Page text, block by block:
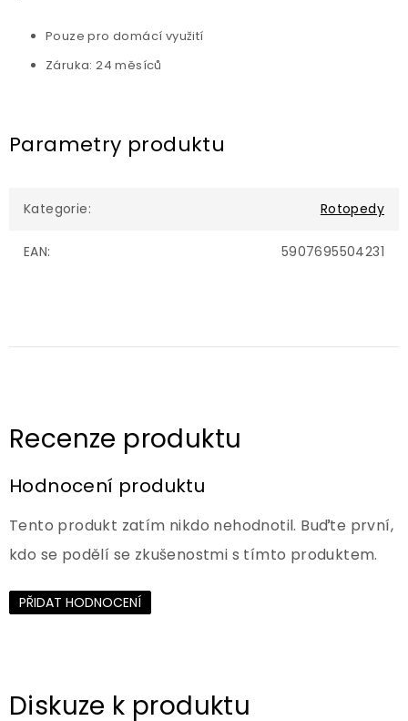
Pouze pro domácí využití
Záruka: 24 měsíců
Parametry produktu
Kategorie: Rotopedy
EAN: 5907695504231
Hodnocení produktu
Tento produkt zatím nikdo nehodnotil. Buďte první,
kdo se podělí se zkušenostmi s tímto produktem.
PŘIDAT HODNOCENÍ